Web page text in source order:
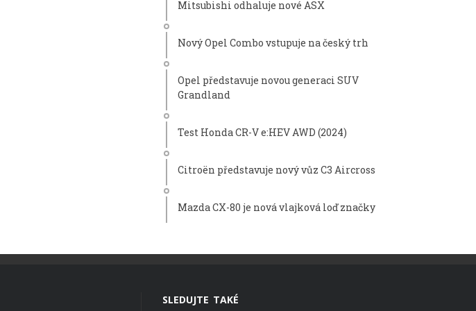
Mitsubishi odhaluje nové ASX
Nový Opel Combo vstupuje na český trh
Opel představuje novou generaci SUV
Grandland
Test Honda CR-V e:HEV AWD (2024)
Citroën představuje nový vůz C3 Aircross
Mazda CX-80 je nová vlajková loď značky
SLEDUJTE TAKÉ